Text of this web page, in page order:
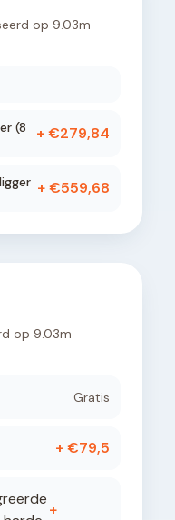
op 9.03m
(8 + €279,84
+ €559,68
op 9.03m
Gratis
+ €79,5
+